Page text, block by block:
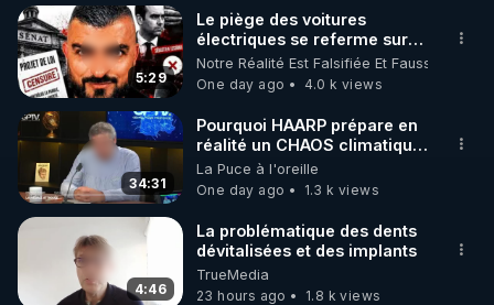
5:29
Le piège des voitures
électriques se referme sur
les usagers !
Notre Réalité Est Falsifiée Et Fausse
One day ago
4.0 k views
34:31
Pourquoi HAARP prépare en
réalité un CHAOS climatique,
on répond
La Puce à l'oreille
One day ago
1.3 k views
4:46
La problématique des dents
dévitalisées et des implants
TrueMedia
23 hours ago
1.8 k views